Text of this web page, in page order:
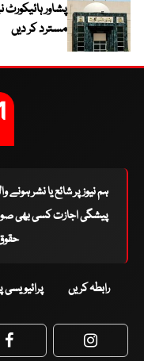
پشاور
مسترد کر دیں
ہم نیوز پر شائع یا نشر ہونے
پیشگی اجازت کسی بھی
رابطہ کریں پرائیویسی
Facebook